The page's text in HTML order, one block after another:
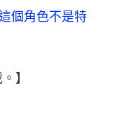
個角色不是特
】